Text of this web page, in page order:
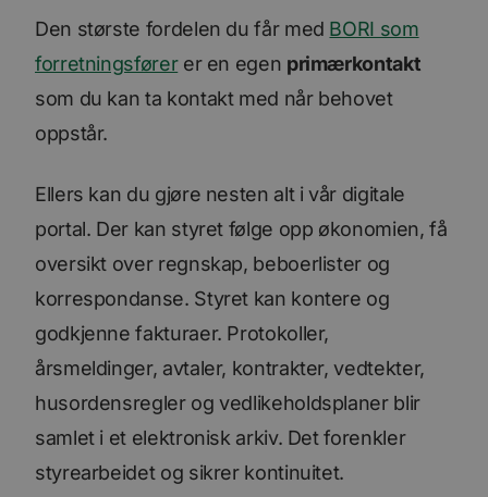
Den største fordelen du får med BORI som
forretningsførerer en egen primærkontakt
som du kan ta kontakt med når behovet
oppstår.
Ellers kan du gjøre nesten alt i vår digitale
portal. Der kan styret følge opp økonomien, få
oversikt over regnskap, beboerlister og
korrespondanse. Styret kan kontere og
godkjenne fakturaer. Protokoller,
årsmeldinger, avtaler, kontrakter, vedtekter,
husordensregler og vedlikeholdsplaner blir
samlet i et elektronisk arkiv. Det forenkler
styrearbeidet og sikrer kontinuitet.